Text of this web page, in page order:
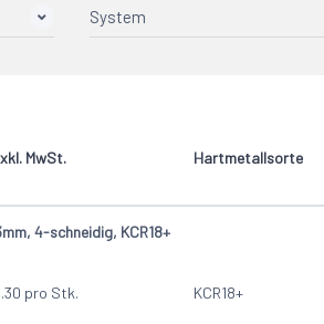
System
MwSt. Hartmetallsorte
4-schneidig, KCR18+
pro Stk. KCR18+